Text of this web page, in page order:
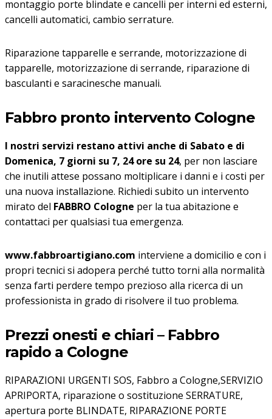
montaggio porte blindate e cancelli per interni ed esterni,
cancelli automatici, cambio serrature.
Riparazione tapparelle e serrande, motorizzazione di
tapparelle, motorizzazione di serrande, riparazione di
basculanti e saracinesche manuali.
Fabbro pronto intervento Cologne
I nostri servizi restano attivi anche di Sabato e di
Domenica, 7 giorni su 7, 24 ore su 24, per non lasciare
che inutili attese possano moltiplicare i danni e i costi per
una nuova installazione. Richiedi subito un intervento
mirato del FABBRO Cologne per la tua abitazione e
contattaci per qualsiasi tua emergenza.
www.fabbroartigiano.com interviene a domicilio e con i
propri tecnici si adopera perché tutto torni alla normalità
senza farti perdere tempo prezioso alla ricerca di un
professionista in grado di risolvere il tuo problema.
Prezzi onesti e chiari – Fabbro
rapido a Cologne
RIPARAZIONI URGENTI SOS, Fabbro a Cologne,SERVIZIO
APRIPORTA, riparazione o sostituzione SERRATURE,
apertura porte BLINDATE, RIPARAZIONE PORTE